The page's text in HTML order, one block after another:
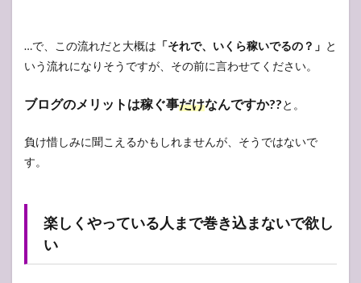
りに
…で、この流れだと大概は 「それで、いくら稼いでるの？」 と
いう流れになりそうですが、その前に言わせてください。
ブログのメリットは稼ぐ事だけなんですか??と。
負け惜しみに聞こえるかもしれませんが、そうではないで
す。
楽しくやっている人まで巻き込まないで欲し
い